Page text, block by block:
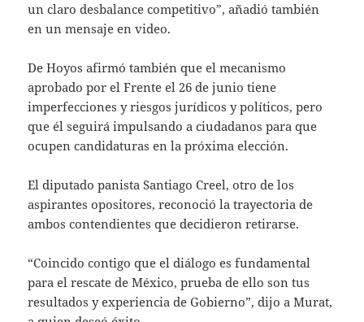
un claro desbalance competitivo”, añadió también
en un mensaje en video.
De Hoyos afirmó también que el mecanismo
aprobado por el Frente el 26 de junio tiene
imperfecciones y riesgos jurídicos y políticos, pero
que él seguirá impulsando a ciudadanos para que
ocupen candidaturas en la próxima elección.
El diputado panista Santiago Creel, otro de los
aspirantes opositores, reconoció la trayectoria de
ambos contendientes que decidieron retirarse.
“Coincido contigo que el diálogo es fundamental
para el rescate de México, prueba de ello son tus
resultados y experiencia de Gobierno”, dijo a Murat,